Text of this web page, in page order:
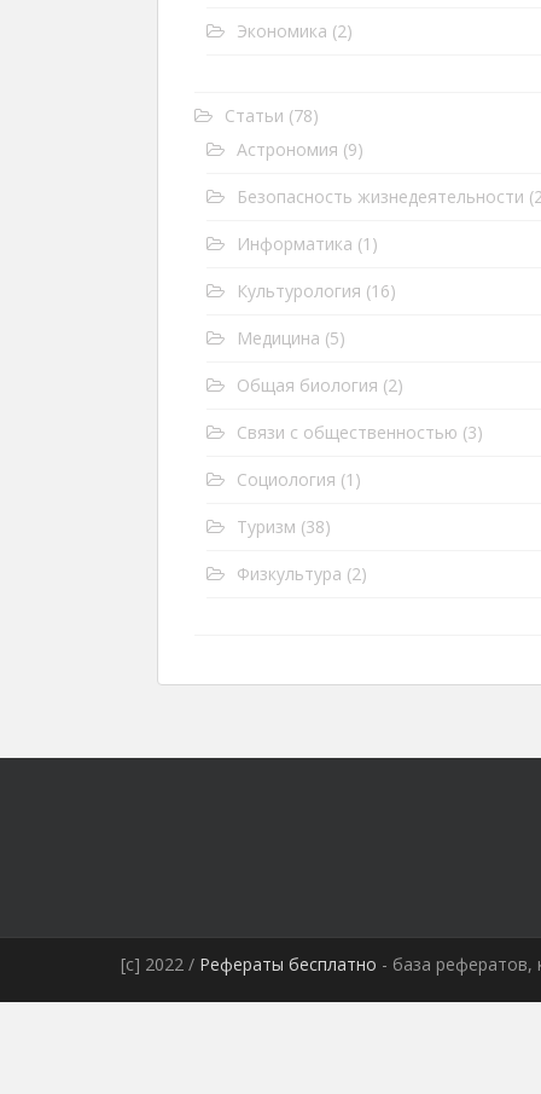
Экономика (2)
Статьи (78)
Астрономия (9)
Безопасность жизнедеятельности
Информатика (1)
Культурология (16)
Медицина (5)
Общая биология (2)
Связи с общественностью (3)
Социология (1)
Туризм (38)
Физкультура (2)
[c] 2022 / Рефераты бесплатно - база рефератов,